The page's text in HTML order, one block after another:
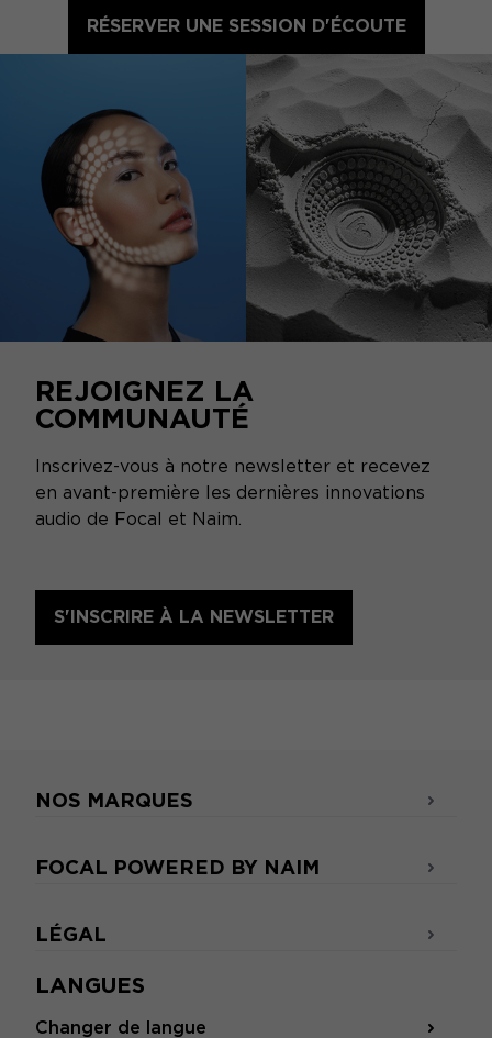
RÉSERVER UNE SESSION D'ÉCOUTE
REJOIGNEZ LA
COMMUNAUTÉ
Inscrivez-vous à notre newsletter et recevez
en avant-première les dernières innovations
audio de Focal et Naim.
S'INSCRIRE À LA NEWSLETTER
LANGUES
Changer de langue
NOS MARQUES
FOCAL POWERED BY NAIM
LÉGAL